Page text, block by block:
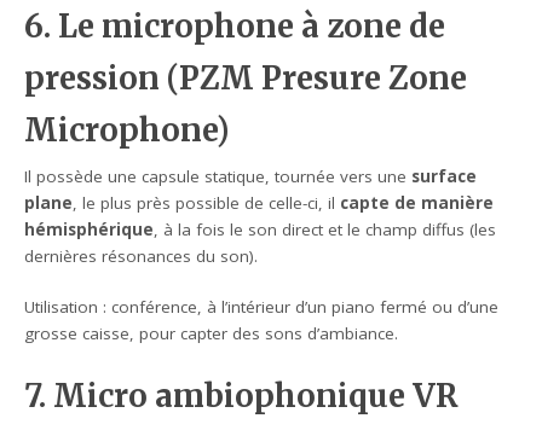
6. Le microphone à zone de
pression (PZM Presure Zone
Microphone)
Il possède une capsule statique, tournée vers une surface
plane , le plus près possible de celle-ci, il capte de manière
hémisphérique , à la fois le son direct et le champ diffus (les
dernières résonances du son).
Utilisation : conférence, à l’intérieur d’un piano fermé ou d’une
grosse caisse, pour capter des sons d’ambiance.
7. Micro ambiophonique VR